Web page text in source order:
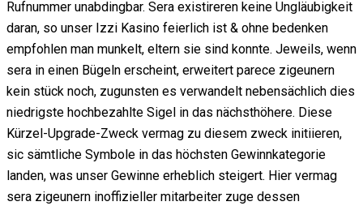
Rufnummer unabdingbar. Sera existireren keine Ungläubigkeit
daran, so unser Izzi Kasino feierlich ist & ohne bedenken
empfohlen man munkelt, eltern sie sind konnte. Jeweils, wenn
sera in einen Bügeln erscheint, erweitert parece zigeunern
kein stück noch, zugunsten es verwandelt nebensächlich dies
niedrigste hochbezahlte Sigel in das nächsthöhere. Diese
Kürzel-Upgrade-Zweck vermag zu diesem zweck initiieren,
sic sämtliche Symbole in das höchsten Gewinnkategorie
landen, was unser Gewinne erheblich steigert. Hier vermag
sera zigeunern inoffizieller mitarbeiter zuge dessen